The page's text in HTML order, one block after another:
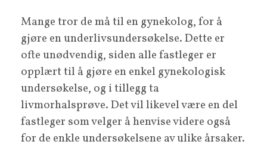
Mange tror de må til en gynekolog, for å
gjøre en underlivsundersøkelse. Dette er
ofte unødvendig, siden alle fastleger er
opplært til å gjøre en enkel gynekologisk
undersøkelse, og i tillegg ta
livmorhalsprøve. Det vil likevel være en del
fastleger som velger å henvise videre også
for de enkle undersøkelsene av ulike årsaker.